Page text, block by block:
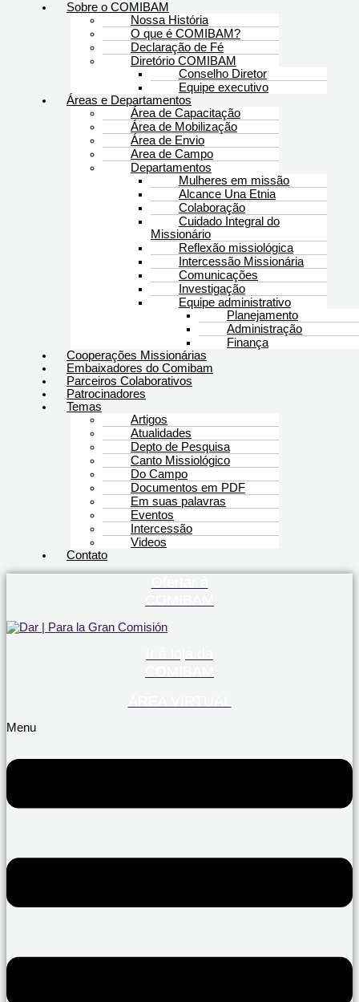
Sobre o COMIBAM
Nossa História
O que é COMIBAM?
Declaração de Fé
Diretório COMIBAM
Conselho Diretor
Equipe executivo
Áreas e Departamentos
Área de Capacitação
Área de Mobilização
Área de Envio
Area de Campo
Departamentos
Mulheres em missão
Alcance Una Etnia
Colaboração
Cuidado Integral do
Missionário
Reflexão missiológica
Intercessão Missionária
Comunicações
Investigação
Equipe administrativo
Planejamento
Administração
Finança
Cooperações Missionárias
Embaixadores do Comibam
Parceiros Colaborativos
Patrocinadores
Temas
Artigos
Atualidades
Depto de Pesquisa
Canto Missiológico
Do Campo
Documentos em PDF
Em suas palavras
Eventos
Intercessão
Videos
Contato
Menu